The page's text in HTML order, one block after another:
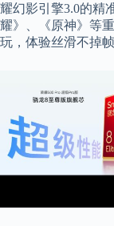
耀幻影引擎3.0的精
耀》、《原神》等
玩，体验丝滑不掉帧